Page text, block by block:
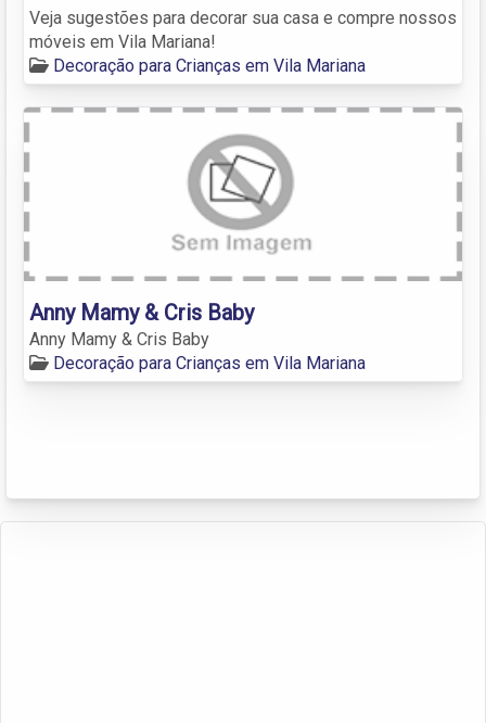
Veja sugestões para decorar sua casa e compre nossos
móveis em Vila Mariana!
Decoração para Crianças em Vila Mariana
Anny Mamy & Cris Baby
Anny Mamy & Cris Baby
Decoração para Crianças em Vila Mariana